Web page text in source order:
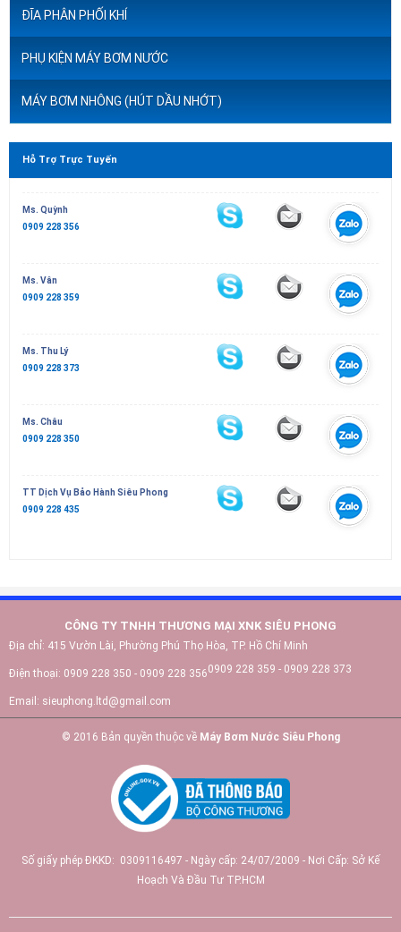
ĐĨA PHÂN PHỐI KHÍ
PHỤ KIỆN MÁY BƠM NƯỚC
MÁY BƠM NHÔNG (HÚT DẦU NHỚT)
Hỗ Trợ Trực Tuyến
Ms. Quỳnh
0909 228 356
Ms. Vân
0909 228 359
Ms. Thu Lý
0909 228 373
Ms. Châu
0909 228 350
TT Dịch Vụ Bảo Hành Siêu Phong
0909 228 435
CÔNG TY TNHH THƯƠNG MẠI XNK SIÊU PHONG
Địa chỉ: 415 Vườn Lài, Phường Phú Thọ Hòa, TP. Hồ Chí Minh
Điện thoại: 0909 228 350 - 0909 228 3560909 228 359 - 0909 228 373
Email: sieuphong.ltd@gmail.com
© 2016 Bản quyền thuộc về Máy Bơm Nước Siêu Phong
Số giấy phép ĐKKD: 0309116497 - Ngày cấp: 24/07/2009 - Nơi Cấp: Sở Kế
Hoạch Và Đầu Tư TP.HCM